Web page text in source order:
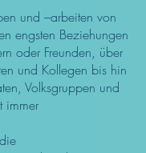
und –arbeiten von
engsten Beziehungen
oder Freunden, über
und Kollegen bis hin
Volksgruppen und
immer